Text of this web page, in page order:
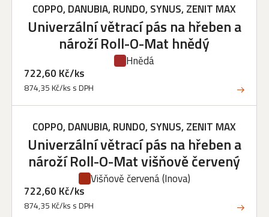
COPPO, DANUBIA, RUNDO, SYNUS, ZENIT MAX
Univerzální větrací pás na hřeben a
nároží Roll-O-Mat hnědý
Hnědá
722,60 Kč/ks
874,35 Kč/ks s DPH
COPPO, DANUBIA, RUNDO, SYNUS, ZENIT MAX
Univerzální větrací pás na hřeben a
nároží Roll-O-Mat višňově červený
Višňově červená(Inova)
722,60 Kč/ks
874,35 Kč/ks s DPH